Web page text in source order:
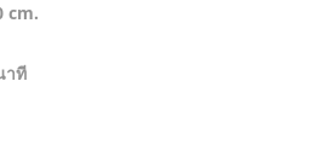
cm.
าที